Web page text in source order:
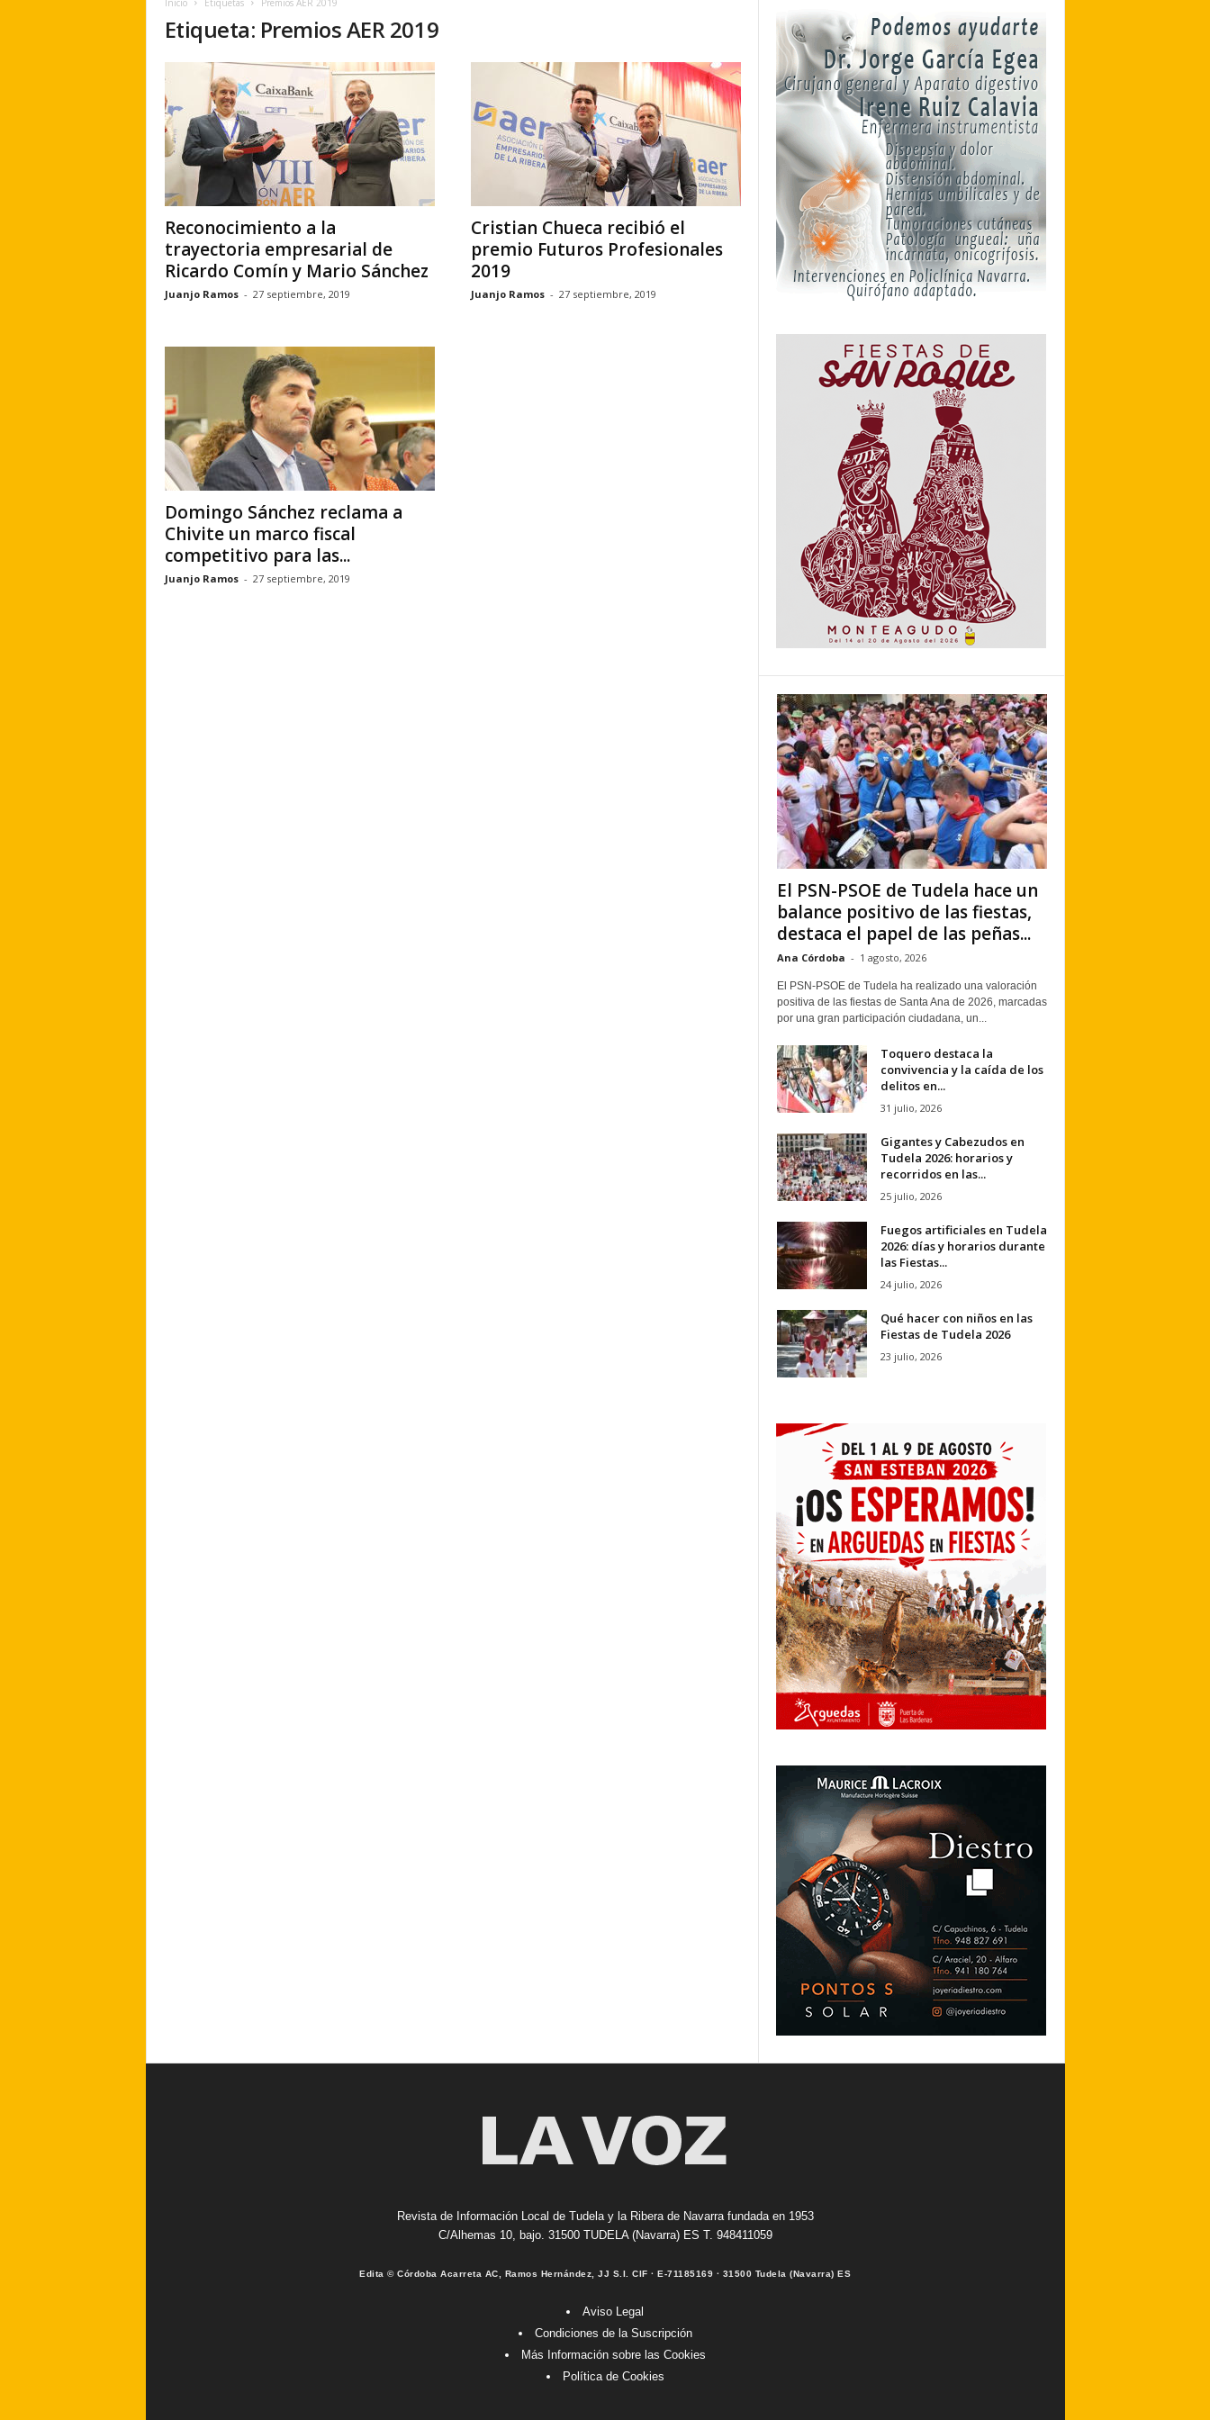
Inicio Etiquetas Premios AER 2019
Etiqueta: Premios AER 2019
Reconocimiento a la
trayectoria empresarial de
Ricardo Comín y Mario Sánchez
Juanjo Ramos - 27 septiembre, 2019
Cristian Chueca recibió el
premio Futuros Profesionales
2019
Juanjo Ramos - 27 septiembre, 2019
Domingo Sánchez reclama a
Chivite un marco fiscal
competitivo para las...
Juanjo Ramos - 27 septiembre, 2019
El PSN-PSOE de Tudela hace un
balance positivo de las fiestas,
destaca el papel de las peñas...
Ana Córdoba - 1 agosto, 2026
El PSN-PSOE de Tudela ha realizado una valoración
positiva de las fiestas de Santa Ana de 2026, marcadas
por una gran participación ciudadana, un...
Toquero destaca la
convivencia y la caída de los
delitos en...
31 julio, 2026
Gigantes y Cabezudos en
Tudela 2026: horarios y
recorridos en las...
25 julio, 2026
Fuegos artificiales en Tudela
2026: días y horarios durante
las Fiestas...
24 julio, 2026
Qué hacer con niños en las
Fiestas de Tudela 2026
23 julio, 2026
Revista de Información Local de Tudela y la Ribera de Navarra fundada en 1953
C/Alhemas 10, bajo. 31500 TUDELA (Navarra) ES T. 948411059
Edita © Córdoba Acarreta AC, Ramos Hernández, JJ S.I. CIF · E-71185169 · 31500 Tudela (Navarra) ES
Aviso Legal
Condiciones de la Suscripción
Más Información sobre las Cookies
Política de Cookies